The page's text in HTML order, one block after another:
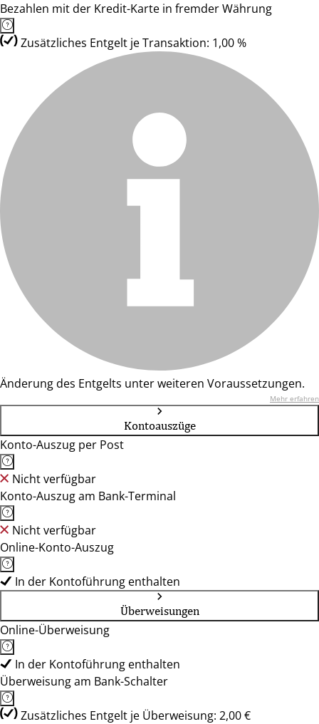
Bezahlen mit der Kredit-Karte in fremder Währung
Zusätzliches Entgelt je Transaktion: 1,00 %
Änderung des Entgelts unter weiteren Voraussetzungen.
Mehr erfahren
Kontoauszüge
Konto-Auszug per Post
Nicht verfügbar
Konto-Auszug am Bank-Terminal
Nicht verfügbar
Online-Konto-Auszug
In der Kontoführung enthalten
Überweisungen
Online-Überweisung
In der Kontoführung enthalten
Überweisung am Bank-Schalter
Zusätzliches Entgelt je Überweisung: 2,00 €